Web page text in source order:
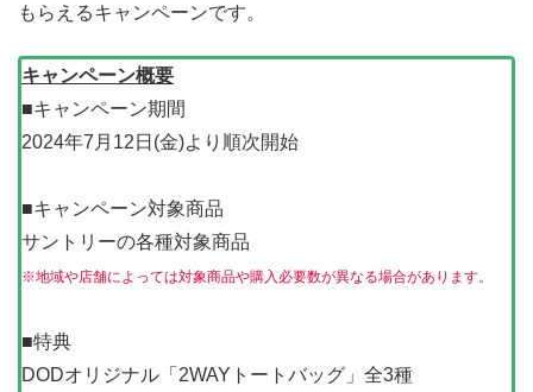
もらえるキャンペーンです。
キャンペーン概要
■キャンペーン期間
2024年7月12日(金)より順次開始
■キャンペーン対象商品
サントリーの各種対象商品
※地域や店舗によっては対象商品や購入必要数が異なる場合があります。
■特典
DODオリジナル「2WAYトートバッグ」全3種